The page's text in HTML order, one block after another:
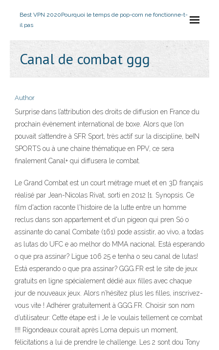
Best VPN 2020Pourquoi le temps de pop-corn ne fonctionne-t-
il pas
Canal de combat ggg
Author
Surprise dans l’attribution des droits de diffusion en France du
prochain évènement international de boxe. Alors que l’on
pouvait s’attendre à SFR Sport, très actif sur la discipline, beIN
SPORTS ou à une chaine thématique en PPV, ce sera
finalement Canal+ qui diffusera le combat.
Le Grand Combat est un court métrage muet et en 3D français
réalisé par Jean-Nicolas Rivat, sorti en 2012 [1. Synopsis. Ce
film d'action raconte l'histoire de la lutte entre un homme
reclus dans son appartement et d'un pigeon qui pren Só o
assinante do canal Combate (161) pode assistir, ao vivo, a todas
as lutas do UFC e ao melhor do MMA nacional. Está esperando
o que pra assinar? Ligue 106 25 e tenha o seu canal de lutas!
Está esperando o que pra assinar? GGG.FR est le site de jeux
gratuits en ligne spécialement dédié aux filles avec chaque
jour de nouveaux jeux. Alors n’hésitez plus les filles, inscrivez-
vous vite ! Adhérer gratuitement à GGG.FR. Choisir son nom
d’utilisateur: Cette étape est i Je le voulais tellement ce combat
!!!! Rigondeaux courait après Loma depuis un moment,
félicitations a lui de prendre le challenge. Les 2 sont dou Tony